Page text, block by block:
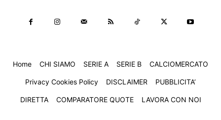
Home CHI SIAMO SERIE A SERIE B CALCIOMERCATO
Privacy Cookies Policy DISCLAIMER PUBBLICITA’
DIRETTA COMPARATORE QUOTE LAVORA CON NOI